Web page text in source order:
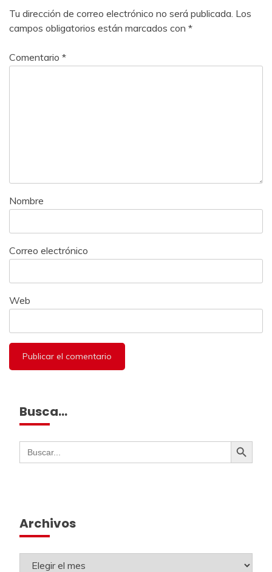
Tu dirección de correo electrónico no será publicada. Los
campos obligatorios están marcados con *
Comentario *
Nombre
Correo electrónico
Web
Busca…
Buscar: Botón de búsqueda
Archivos